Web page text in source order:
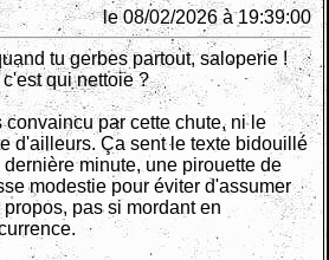
le 08/02/2026 à 19:39:00
tu gerbes partout, saloperie !
qui nettoie ?
convaincu par cette chute, ni le
d'ailleurs. Ça sent le texte bidouillé
dernière minute, une pirouette de
modestie pour éviter d'assumer
propos, pas si mordant en